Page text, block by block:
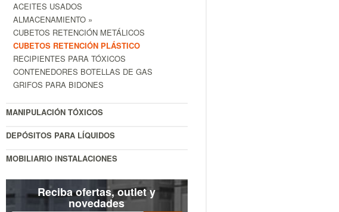
ACEITES USADOS
ALMACENAMIENTO »
CUBETOS RETENCIÓN METÁLICOS
CUBETOS RETENCIÓN PLÁSTICO
RECIPIENTES PARA TÓXICOS
CONTENEDORES BOTELLAS DE GAS
GRIFOS PARA BIDONES
MANIPULACIÓN TÓXICOS
DEPÓSITOS PARA LÍQUIDOS
MOBILIARIO INSTALACIONES
Reciba ofertas, outlet y
novedades